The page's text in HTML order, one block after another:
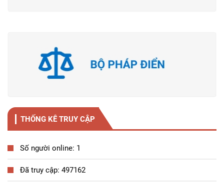
THỐNG KÊ TRUY CẬP
Số người online: 1
Đã truy cập: 497162